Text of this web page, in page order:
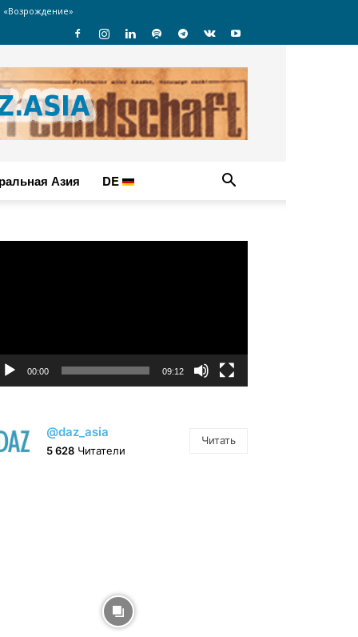
Азия DE
00:00 09:12
@daz_asia
5 628 Читатели
Читать